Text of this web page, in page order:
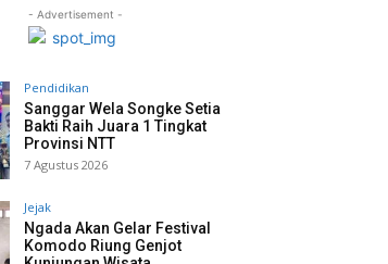
- Advertisement -
Pendidikan
Sanggar Wela Songke Setia
Bakti Raih Juara 1 Tingkat
Provinsi NTT
7 Agustus 2026
Jejak
Ngada Akan Gelar Festival
Komodo Riung Genjot